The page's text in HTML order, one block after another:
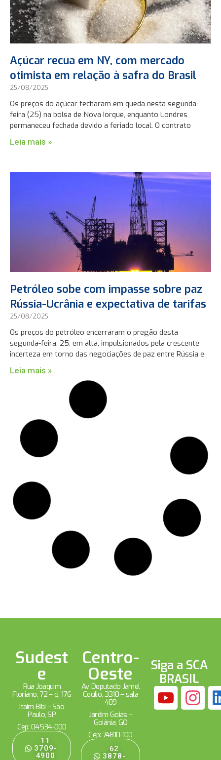
Açúcar recua em NY, com mercado
otimista em relação à safra do Brasil
25/08/2025
Os preços do açúcar fecharam em queda nesta segunda-
feira (25) na bolsa de Nova Iorque, enquanto Londres
permaneceu fechada devido a feriado local. O contrato
Leia mais »
Petróleo sobe com impasse sobre paz
Rússia-Ucrânia e expectativa de tarifas
25/08/2025
Os preços do petróleo encerraram o pregão desta
segunda-feira, 25, em alta, impulsionados pela crescente
incerteza em torno das negociações de paz entre Rússia e
Leia mais »
Distribuidores e produtores finalizam
contratação de biodiesel para o 5º
bimestre
DE OLHO NO BIODIESEL BOLETIM SEMANAL DE MERCADO